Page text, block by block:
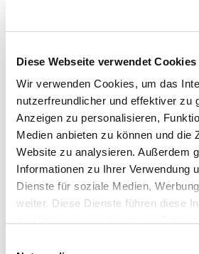
Diese Webseite verwendet Cookies
Wir verwenden Cookies, um das
nutzerfreundlicher und effektiver zu
Anzeigen zu personalisieren,
Medien anbieten zu können und die
Website zu analysieren. Außerdem
Informationen zu Ihrer Verwendung
Dienste für soziale Medien,
weiter. Diese Dienste führen diese
Das Energieeffizienz-Netzwerk
vorbildliche kommunale
Holstein.
Als eines der ersten Netzwerke der
Energieeffizienz-Netzwerke wurde
2015 gegründet. Im Netzwerk haben
zusammengeschlossen und das Ziel
Laufzeit von drei Jahren 862 MWh
Rahmen der Netzwerkarbeit wurde
diesem Ziel gearbeitet. Neben